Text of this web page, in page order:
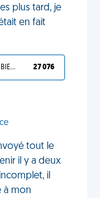
plus tard, je
en fait
TU L'AS BIEN MÉRITÉ 27 076
tout le
il y a deux
il
à mon